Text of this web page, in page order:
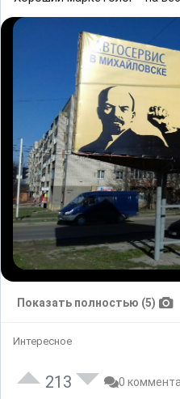
Показать полностью (5)
Интересное
213 0